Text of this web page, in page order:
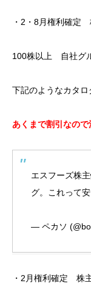
・2・8月権利確定
100株以上 自社グ
下記のようなカタロ
あくまで割引なので
エスフーズ株
グ。これって
— ペカソ
・2月権利確定 株